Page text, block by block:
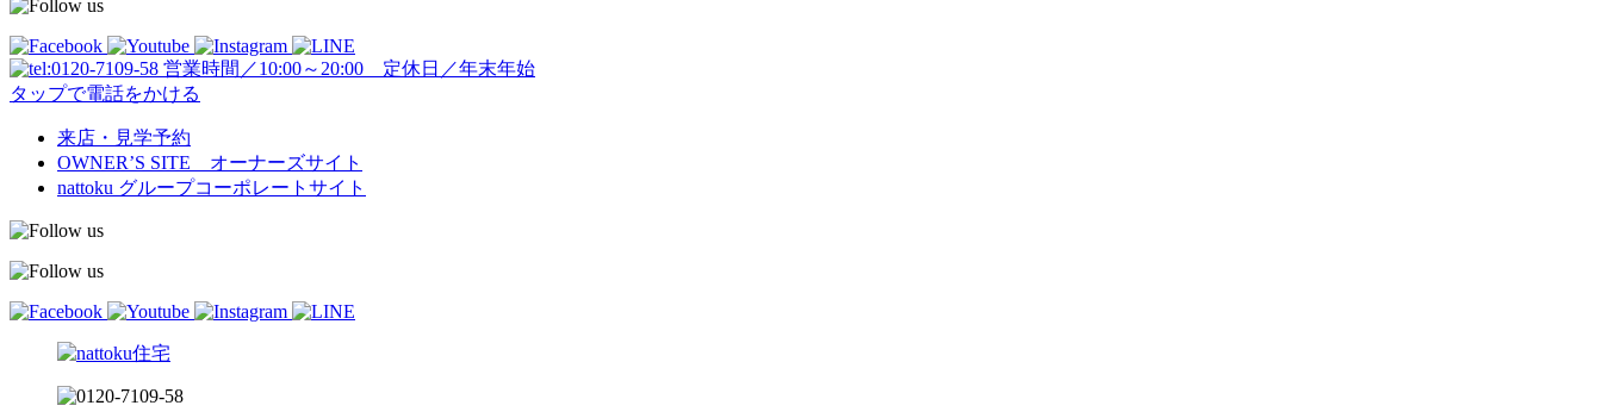
営業時間／10:00～20:00 定休日／年末年始
タップで電話をかける
来店・見学予約
OWNER’S SITE オーナーズサイト
nattoku グループコーポレートサイト